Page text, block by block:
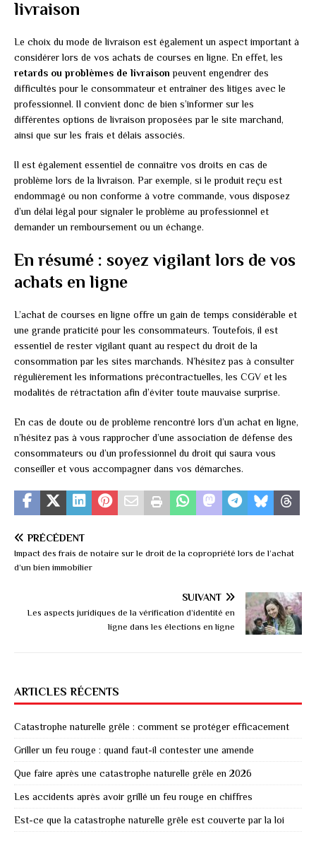
livraison
Le choix du mode de livraison est également un aspect important à
considérer lors de vos achats de courses en ligne. En effet, les
retards ou problèmes de livraison peuvent engendrer des
difficultés pour le consommateur et entraîner des litiges avec le
professionnel. Il convient donc de bien s’informer sur les
différentes options de livraison proposées par le site marchand,
ainsi que sur les frais et délais associés.
Il est également essentiel de connaître vos droits en cas de
problème lors de la livraison. Par exemple, si le produit reçu est
endommagé ou non conforme à votre commande, vous disposez
d’un délai légal pour signaler le problème au professionnel et
demander un remboursement ou un échange.
En résumé : soyez vigilant lors de vos
achats en ligne
L’achat de courses en ligne offre un gain de temps considérable et
une grande praticité pour les consommateurs. Toutefois, il est
essentiel de rester vigilant quant au respect du droit de la
consommation par les sites marchands. N’hésitez pas à consulter
régulièrement les informations précontractuelles, les CGV et les
modalités de rétractation afin d’éviter toute mauvaise surprise.
En cas de doute ou de problème rencontré lors d’un achat en ligne,
n’hésitez pas à vous rapprocher d’une association de défense des
consommateurs ou d’un professionnel du droit qui saura vous
conseiller et vous accompagner dans vos démarches.
PRÉCÉDENT
Impact des frais de notaire sur le droit de la copropriété lors de l’achat
d’un bien immobilier
SUIVANT
Les aspects juridiques de la vérification d’identité en
ligne dans les élections en ligne
ARTICLES RÉCENTS
Catastrophe naturelle grêle : comment se protéger efficacement
Griller un feu rouge : quand faut-il contester une amende
Que faire après une catastrophe naturelle grêle en 2026
Les accidents après avoir grillé un feu rouge en chiffres
Est-ce que la catastrophe naturelle grêle est couverte par la loi